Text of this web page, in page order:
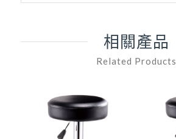
相關產品
Related Products